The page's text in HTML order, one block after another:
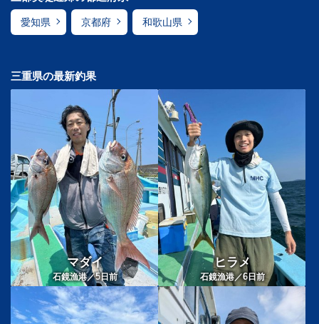
愛知県 京都府 和歌山県
三重県の最新釣果
マダイ
石鏡漁港／5日前
ヒラメ
石鏡漁港／6日前